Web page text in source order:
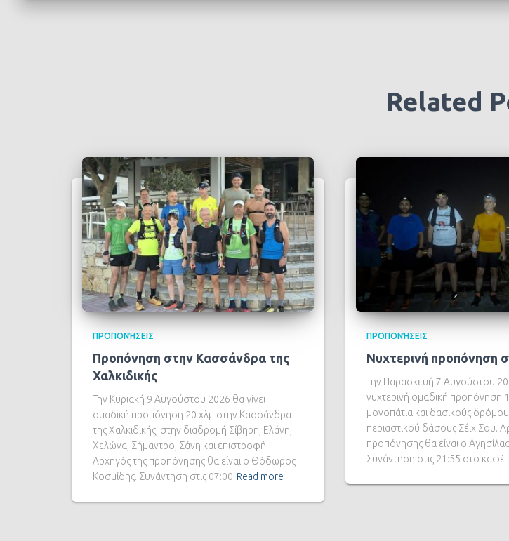
Related
ΠΡΟΠΟΝΉΣΕΙΣ
Προπόνηση στην Κασσάνδρα της
Χαλκιδικής
Την Κυριακή 9 Αυγούστου 2026 θα γίνει
ομαδική προπόνηση 20 χλμ στην Κασσάνδρα
της Χαλκιδικής, στην διαδρομή Σίβηρη, Ελάνη,
Χελώνα, Σήμαντρο, Σάνη και επιστροφή.
Αρχηγός της προπόνησης θα είναι ο Θόδωρος
Κοσμίδης. Συνάντηση στις 07:00 Read more
ΠΡΟΠΟΝΉΣΕΙΣ
Νυχτερινή προπόνηση
Την Παρασκευή 7 Αυγούστου
νυχτερινή ομαδική προπόνηση
μονοπάτια και δασικούς
περιαστικού δάσους Σέιχ Σου.
προπόνησης θα είναι ο
Συνάντηση στις 21:55 στο καφέ